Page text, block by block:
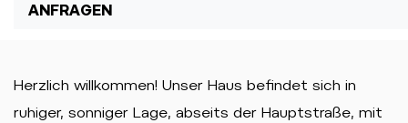
ANFRAGEN
Herzlich willkommen! Unser Haus befindet sich in
ruhiger, sonniger Lage, abseits der Hauptstraße, mit